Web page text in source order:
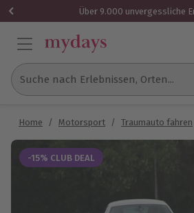
Über 9.000 unvergessliche
Suche nach Erlebnissen, Orten...
Home / Motorsport / Traumauto fahren
-15% CLUB DEAL